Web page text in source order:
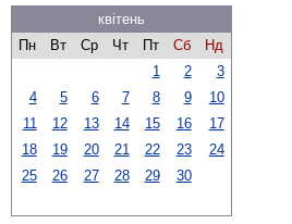
квітень
Пн
Вт Ср Чт Пт Сб
Нд
1
2
3
4
5 6 7 8 9
10
11
12 13 14 15 16
17
18
19 20 21 22 23
24
25
26 27 28 29 30